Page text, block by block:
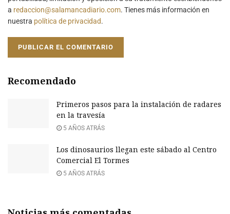
a redaccion@salamancadiario.com. Tienes más información en
nuestra política de privacidad.
Recomendado
Primeros pasos para la instalación de radares
en la travesía
5 AÑOS ATRÁS
Los dinosaurios llegan este sábado al Centro
Comercial El Tormes
5 AÑOS ATRÁS